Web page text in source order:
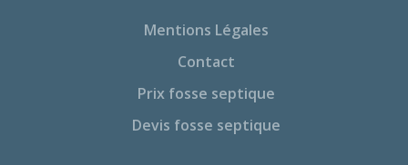
Mentions Légales
Contact
Prix fosse septique
Devis fosse septique